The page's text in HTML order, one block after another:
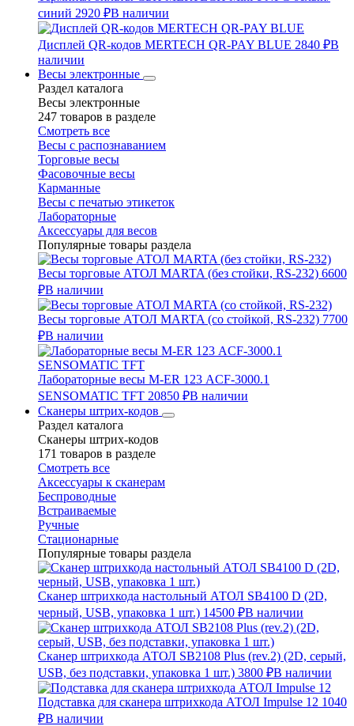
синий 2920 ₽В наличии
Дисплей QR-кодов MERTECH QR-PAY BLUE 2840 ₽В
наличии
Весы электронные
Раздел каталога
Весы электронные
247 товаров в разделе
Смотреть все
Весы с распознаванием
Торговые весы
Фасовочные весы
Карманные
Весы с печатью этикеток
Лабораторные
Аксессуары для весов
Популярные товары раздела
Весы торговые АТОЛ MARTA (без стойки, RS-232) 6600
₽В наличии
Весы торговые АТОЛ MARTA (со стойкой, RS-232) 7700
₽В наличии
Лабораторные весы M-ER 123 АCF-3000.1
SENSOMATIC TFT 20850 ₽В наличии
Сканеры штрих-кодов
Раздел каталога
Сканеры штрих-кодов
171 товаров в разделе
Смотреть все
Аксессуары к сканерам
Беспроводные
Встраиваемые
Ручные
Стационарные
Популярные товары раздела
Сканер штрихкода настольный АТОЛ SB4100 D (2D,
черный, USB, упаковка 1 шт.) 14500 ₽В наличии
Сканер штрихкода АТОЛ SB2108 Plus (rev.2) (2D, серый,
USB, без подставки, упаковка 1 шт.) 3800 ₽В наличии
Подставка для сканера штрихкода АТОЛ Impulse 12 1040
₽В наличии